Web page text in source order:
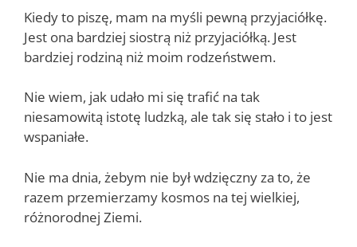
Kiedy to piszę, mam na myśli pewną przyjaciółkę.
Jest ona bardziej siostrą niż przyjaciółką. Jest
bardziej rodziną niż moim rodzeństwem.
Nie wiem, jak udało mi się trafić na tak
niesamowitą istotę ludzką, ale tak się stało i to jest
wspaniałe.
Nie ma dnia, żebym nie był wdzięczny za to, że
razem przemierzamy kosmos na tej wielkiej,
różnorodnej Ziemi.